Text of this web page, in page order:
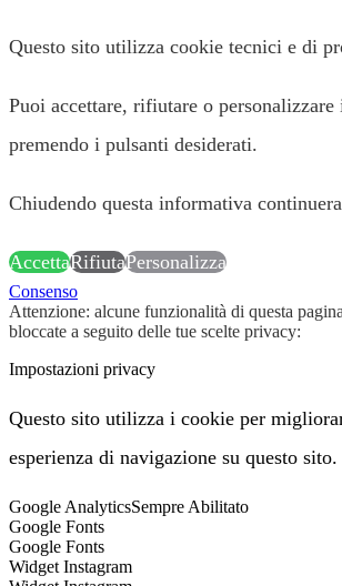
Questo sito utilizza cookie tecnici e di
Puoi accettare, rifiutare o personalizzare
premendo i pulsanti desiderati.
Chiudendo questa informativa
AccettaRifiutaPersonalizza
Consenso
Attenzione: alcune funzionalità di questa
bloccate a seguito delle tue scelte privacy:
Impostazioni privacy
Questo sito utilizza i cookie per
esperienza di navigazione su questo sito.
Google AnalyticsSempre Abilitato
Google Fonts
Google Fonts
Widget Instagram